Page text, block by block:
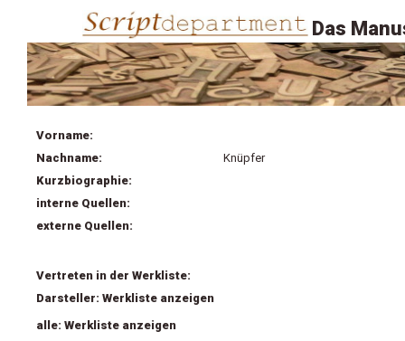
Das
Vorname:
Nachname:
Knüpfer
Kurzbiographie:
interne Quellen:
externe Quellen:
Vertreten in der Werkliste:
Darsteller: Werkliste anzeigen
alle: Werkliste anzeigen